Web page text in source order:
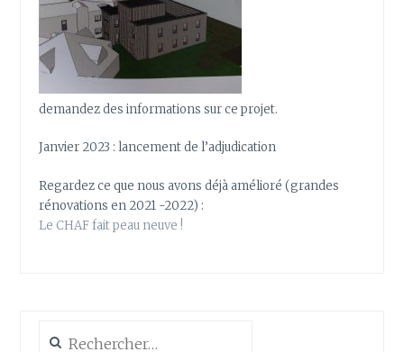
demandez des informations sur ce projet.
Janvier 2023 : lancement de l’adjudication
Regardez ce que nous avons déjà amélioré (grandes
rénovations en 2021 -2022) :
Le CHAF fait peau neuve !